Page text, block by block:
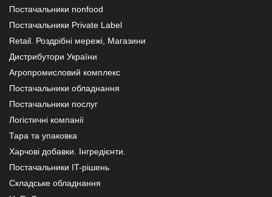
Постачальники nonfood
Постачальники Private Label
Retail. Роздрібні мережі, Магазини
Дистрибутори України
Агропромисловий комплекс
Постачальники обладнання
Постачальники послуг
Логістичні компанії
Тара та упаковка
Харчові добавки. Інгредієнти.
Постачальники IT-рішень
Складське обладнання